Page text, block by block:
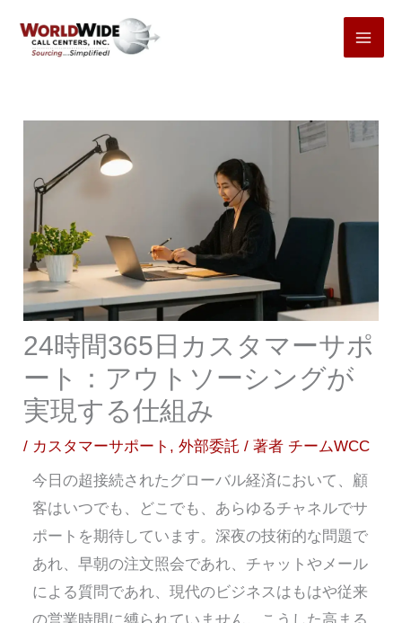
24時間365日カスタマーサポ
ート：アウトソーシングが
実現する仕組み
/ カスタマーサポート ,外部委託 / 著者 チームWCC
今日の超接続されたグローバル経済において、顧
客はいつでも、どこでも、あらゆるチャネルでサ
ポートを期待しています。深夜の技術的な問題で
あれ、早朝の注文照会であれ、チャットやメール
による質問であれ、現代のビジネスはもはや従来